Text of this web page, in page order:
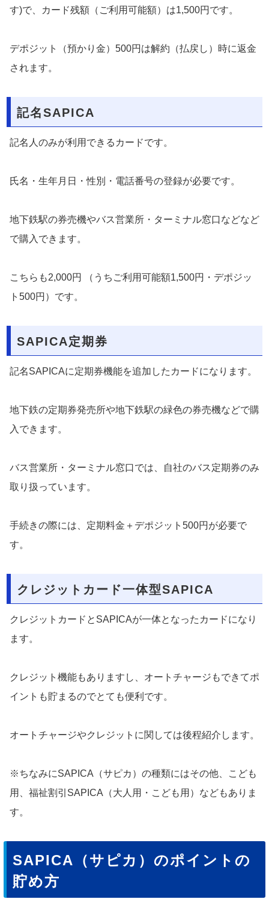
す)で、カード残額（ご利用可能額）は1,500円です。
デポジット（預かり金）500円は解約（払戻し）時に返金
されます。
記名SAPICA
記名人のみが利用できるカードです。
氏名・生年月日・性別・電話番号の登録が必要です。
地下鉄駅の券売機やバス営業所・ターミナル窓口などなど
で購入できます。
こちらも2,000円 （うちご利用可能額1,500円・デポジッ
ト500円）です。
SAPICA定期券
記名SAPICAに定期券機能を追加したカードになります。
地下鉄の定期券発売所や地下鉄駅の緑色の券売機などで購
入できます。
バス営業所・ターミナル窓口では、自社のバス定期券のみ
取り扱っています。
手続きの際には、定期料金＋デポジット500円が必要で
す。
クレジットカード一体型SAPICA
クレジットカードとSAPICAが一体となったカードになり
ます。
クレジット機能もありますし、オートチャージもできてポ
イントも貯まるのでとても便利です。
オートチャージやクレジットに関しては後程紹介します。
※ちなみにSAPICA（サピカ）の種類にはその他、こども
用、福祉割引SAPICA（大人用・こども用）などもありま
す。
SAPICA（サピカ）のポイントの
貯め方